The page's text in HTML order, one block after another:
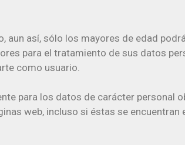
así, sólo los mayores de edad
para el tratamiento de sus datos
como usuario.
para los datos de carácter personal
web, incluso si éstas se encuentran